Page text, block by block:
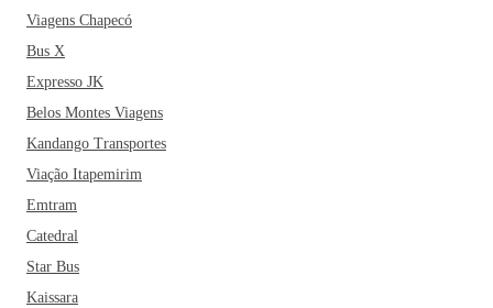
Viagens Chapecó
Bus X
Expresso JK
Belos Montes Viagens
Kandango Transportes
Viação Itapemirim
Emtram
Catedral
Star Bus
Kaissara